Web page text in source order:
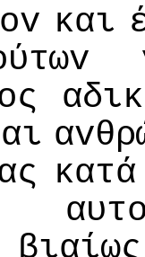
και
κατά
βιαίως